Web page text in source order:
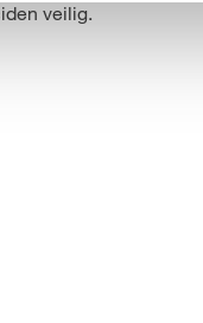
veilig.